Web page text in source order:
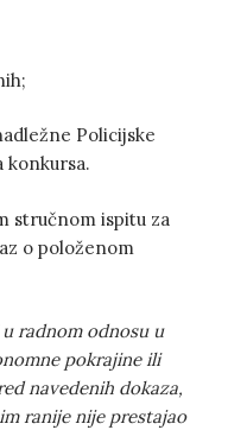
Policijske
konkursa.
stručnom ispitu za
o položenom
radnom odnosu u
pokrajine ili
navedenih dokaza,
ranije nije prestajao